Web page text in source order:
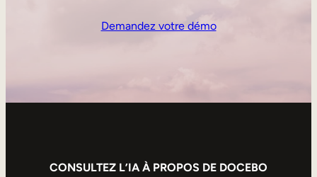
Demandez votre démo
CONSULTEZ L’IA À PROPOS DE DOCEBO